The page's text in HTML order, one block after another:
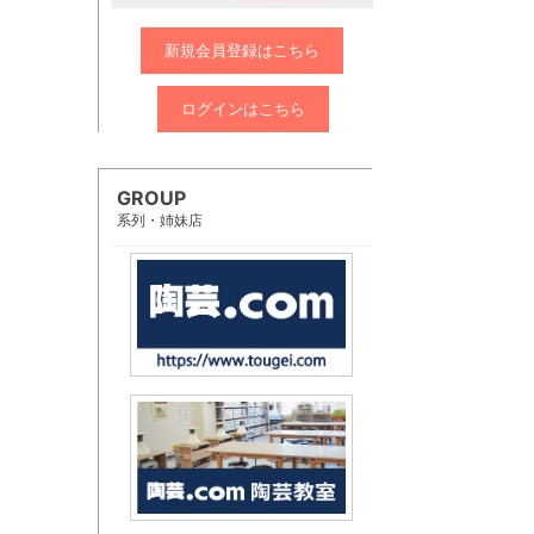
新規会員登録はこちら
ログインはこちら
GROUP
系列・姉妹店